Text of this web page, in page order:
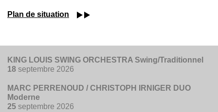
Plan de situation
KING LOUIS SWING ORCHESTRA Swing/Traditionnel
18 septembre 2026
MARC PERRENOUD / CHRISTOPH IRNIGER DUO
Moderne
25 septembre 2026